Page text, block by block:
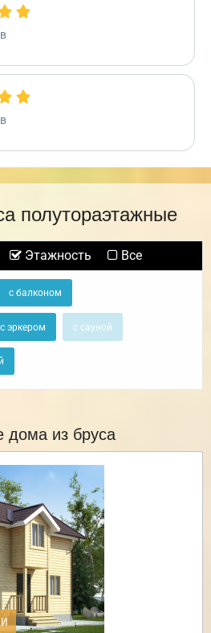
полутораэтажные
Этажность Все
с балконом
с эркером с сауной
дома из бруса